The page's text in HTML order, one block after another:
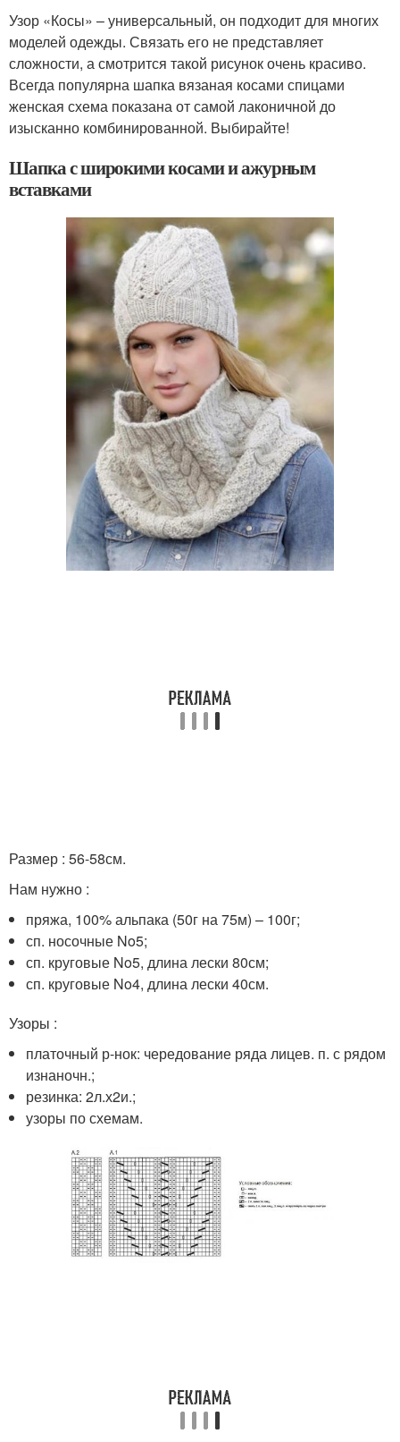
Узор «Косы» – универсальный, он подходит для многих
моделей одежды. Связать его не представляет
сложности, а смотрится такой рисунок очень красиво.
Всегда популярна шапка вязаная косами спицами
женская схема показана от самой лаконичной до
изысканно комбинированной. Выбирайте!
Шапка с широкими косами и ажурным
вставками
Размер : 56-58см.
Нам нужно :
пряжа, 100% альпака (50г на 75м) – 100г;
сп. носочные No5;
сп. круговые No5, длина лески 80см;
сп. круговые No4, длина лески 40см.
Узоры :
платочный р-нок: чередование ряда лицев. п. с рядом
изнаночн.;
резинка: 2л.х2и.;
узоры по схемам.